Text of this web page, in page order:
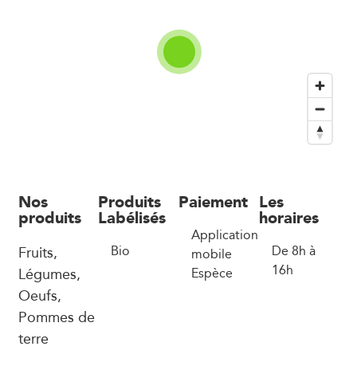
Nos
produits
Fruits,
Légumes,
Oeufs,
Pommes de
terre
Produits
Labélisés
Bio
Paiement
Application
mobile
Espèce
Les
horaires
De 8h à
16h